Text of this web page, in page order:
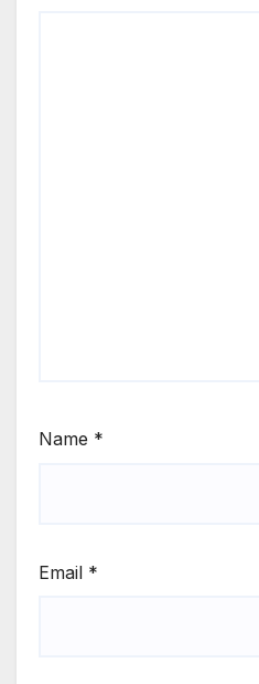
Name *
Email *